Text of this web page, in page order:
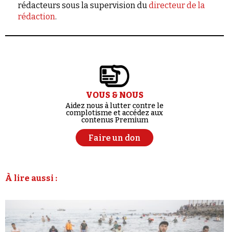
rédacteurs sous la supervision du directeur de la
rédaction.
VOUS & NOUS
Aidez nous à lutter contre le
complotisme et accédez aux
contenus Premium
Faire un don
À lire aussi :